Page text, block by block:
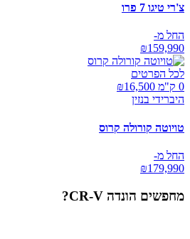
צ'רי טיגו 7 פרו
החל מ-
₪159,990
לכל הפרטים
0 ק"מ ₪
16,500
היברידי בנזין
טויוטה קורולה קרוס
החל מ-
₪179,990
מחפשים הונדה CR-V ?